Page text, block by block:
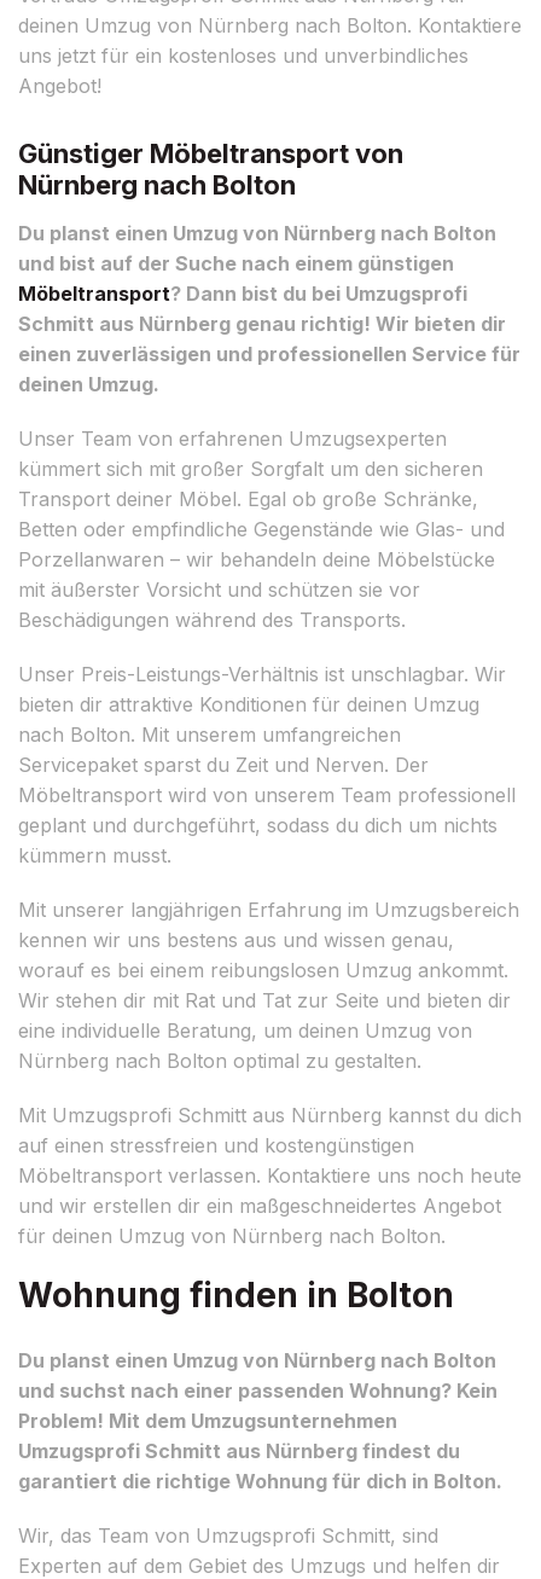
deinen Umzug von Nürnberg nach Bolton. Kontaktiere
uns jetzt für ein kostenloses und unverbindliches
Angebot!
Günstiger Möbeltransport von
Nürnberg nach Bolton
Du planst einen Umzug von Nürnberg nach Bolton
und bist auf der Suche nach einem günstigen
Möbeltransport? Dann bist du bei Umzugsprofi
Schmitt aus Nürnberg genau richtig! Wir bieten dir
einen zuverlässigen und professionellen Service für
deinen Umzug.
Unser Team von erfahrenen Umzugsexperten
kümmert sich mit großer Sorgfalt um den sicheren
Transport deiner Möbel. Egal ob große Schränke,
Betten oder empfindliche Gegenstände wie Glas- und
Porzellanwaren – wir behandeln deine Möbelstücke
mit äußerster Vorsicht und schützen sie vor
Beschädigungen während des Transports.
Unser Preis-Leistungs-Verhältnis ist unschlagbar. Wir
bieten dir attraktive Konditionen für deinen Umzug
nach Bolton. Mit unserem umfangreichen
Servicepaket sparst du Zeit und Nerven. Der
Möbeltransport wird von unserem Team professionell
geplant und durchgeführt, sodass du dich um nichts
kümmern musst.
Mit unserer langjährigen Erfahrung im Umzugsbereich
kennen wir uns bestens aus und wissen genau,
worauf es bei einem reibungslosen Umzug ankommt.
Wir stehen dir mit Rat und Tat zur Seite und bieten dir
eine individuelle Beratung, um deinen Umzug von
Nürnberg nach Bolton optimal zu gestalten.
Mit Umzugsprofi Schmitt aus Nürnberg kannst du dich
auf einen stressfreien und kostengünstigen
Möbeltransport verlassen. Kontaktiere uns noch heute
und wir erstellen dir ein maßgeschneidertes Angebot
für deinen Umzug von Nürnberg nach Bolton.
Wohnung finden in Bolton
Du planst einen Umzug von Nürnberg nach Bolton
und suchst nach einer passenden Wohnung? Kein
Problem! Mit dem Umzugsunternehmen
Umzugsprofi Schmitt aus Nürnberg findest du
garantiert die richtige Wohnung für dich in Bolton.
Wir, das Team von Umzugsprofi Schmitt, sind
Experten auf dem Gebiet des Umzugs und helfen dir